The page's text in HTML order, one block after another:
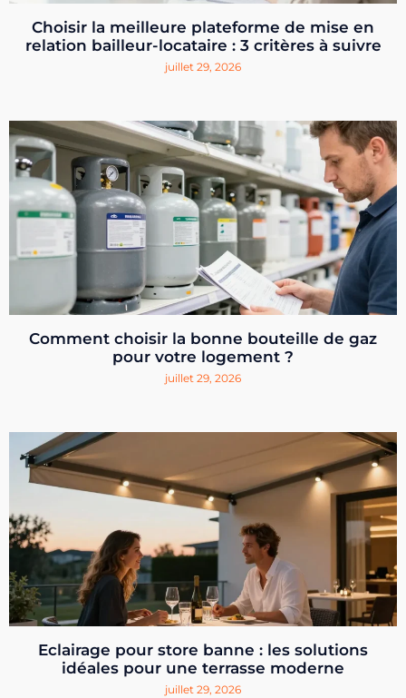
Choisir la meilleure plateforme de mise en
relation bailleur-locataire : 3 critères à suivre
juillet 29, 2026
Comment choisir la bonne bouteille de gaz
pour votre logement ?
juillet 29, 2026
Eclairage pour store banne : les solutions
idéales pour une terrasse moderne
juillet 29, 2026